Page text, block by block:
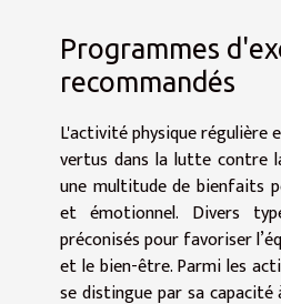
Programmes
recommandés
L'activité physique régulière
vertus dans la lutte contre
une multitude de bienfaits
et émotionnel. Divers
préconisés pour favoriser
et le bien-être. Parmi les
se distingue par sa